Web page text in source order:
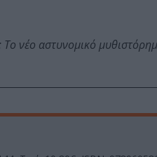
νέο αστυνομικό